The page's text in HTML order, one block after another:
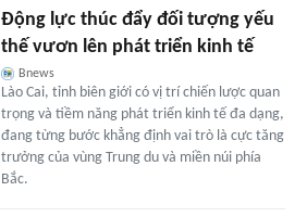
Động lực thúc đẩy đối tượng yếu
thế vươn lên phát triển kinh tế
Bnews
Lào Cai, tỉnh biên giới có vị trí chiến lược quan
trọng và tiềm năng phát triển kinh tế đa dạng,
đang từng bước khẳng định vai trò là cực tăng
trưởng của vùng Trung du và miền núi phía
Bắc.